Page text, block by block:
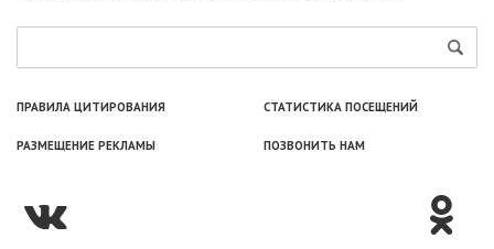
ПРАВИЛА ЦИТИРОВАНИЯ СТАТИСТИКА ПОСЕЩЕНИЙ
РАЗМЕЩЕНИЕ РЕКЛАМЫ ПОЗВОНИТЬ НАМ